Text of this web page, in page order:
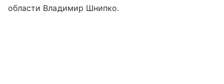
области Владимир Шнипко.